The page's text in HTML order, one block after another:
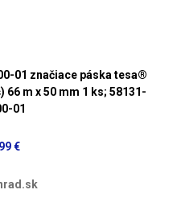
01 značiace páska tesa®
66 m x 50 mm 1 ks; 58131-
01
€